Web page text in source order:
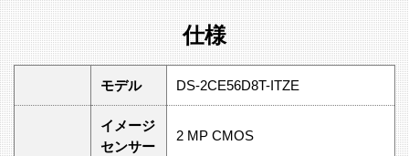
仕様
モデル DS-2CE56D8T-ITZE
イメージ
センサー
2 MP CMOS